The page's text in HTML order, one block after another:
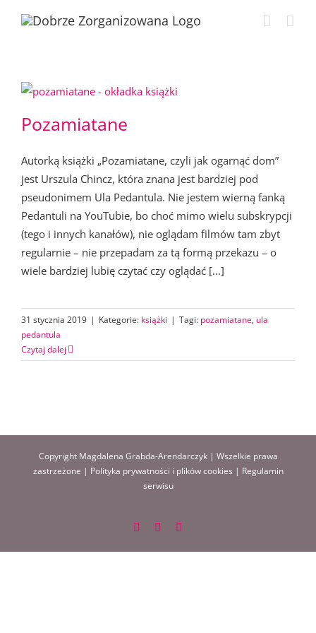
Pozamiatane
Autorką książki „Pozamiatane, czyli jak ogarnąć dom”
jest Urszula Chincz, która znana jest bardziej pod
pseudonimem Ula Pedantula. Nie jestem wierną fanką
Pedantuli na YouTubie, bo choć mimo wielu subskrypcji
(tego i innych kanałów), nie oglądam filmów tam zbyt
regularnie – nie przepadam za tą formą przekazu – o
wiele bardziej lubię czytać czy oglądać [...]
31 stycznia 2019 | Kategorie: książki | Tagi: pozamiatane, ula
pedantula
Czytaj dalej
Copyright Magdalena Grabda-Arendarczyk | Wszelkie prawa
zastrzeżone | Polityka prywatności i plików cookies | Regulamin
serwisu
FacebookInstagram